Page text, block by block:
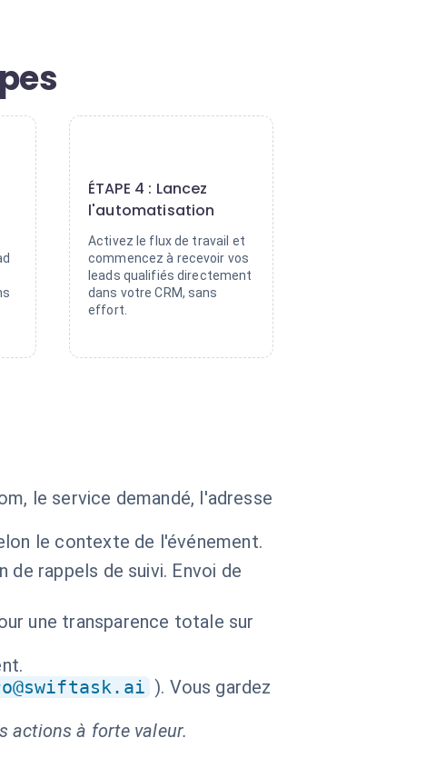
ÉTAPE 4 : Lancez
l'automatisation
Activez le flux de travail et
commencez à recevoir vos
leads qualifiés directement
dans votre CRM, sans
effort.
le service demandé, l'adresse
le contexte de l'événement.
rappels de suivi. Envoi de
une transparence totale sur
). Vous gardez
actions à forte valeur.